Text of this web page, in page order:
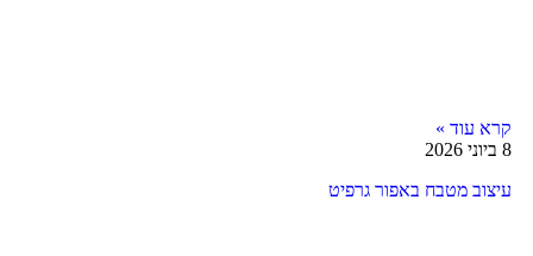
קרא עוד »
8 ביוני 2026
עיצוב מטבח באפור גרפיט